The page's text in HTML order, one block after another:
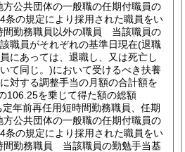
方公共団体の一般職の任期付職員の
条の規定により採用された職員をい
間勤務職員以外の職員 当該職員の
職員がそれぞれの基準日現在(退職
にあっては、退職し、又は死亡し
て同じ。)において受けるべき扶養
対する調整手当の月額の合計額を
106.25を乗じて得た額の総額
年前再任用短時間勤務職員、任期
方公共団体の一般職の任期付職員の
条の規定により採用された職員をい
間勤務職員 当該職員の勤勉手当基